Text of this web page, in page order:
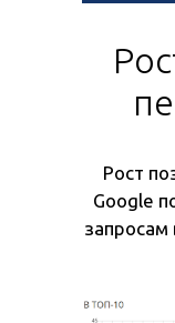
Рост
Google
запросам